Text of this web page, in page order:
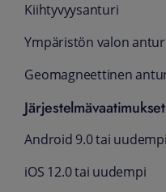
Kiihtyvyysanturi
Ympäristön valon
Geomagneettinen
Android 9.0 tai uudempi
iOS 12.0 tai uudempi